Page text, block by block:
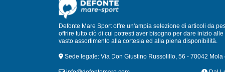
Defonte Mare Sport offre un'ampia selezione di articoli da
offrire tutto ciò di cui potresti aver bisogno per dare inizio
vasto assortimento alla cortesia ed alla piena disponibilità.
Sede legale: Via Don Giustino Russolillo, 56 - 70042 Mola